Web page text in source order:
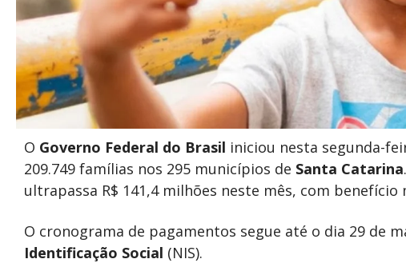
O Governo Federal do Brasil iniciou nesta segunda-
209.749 famílias nos 295 municípios de Santa Catarina
ultrapassa R$ 141,4 milhões neste mês, com benefício
O cronograma de pagamentos segue até o dia 29 de
Identificação Social (NIS).